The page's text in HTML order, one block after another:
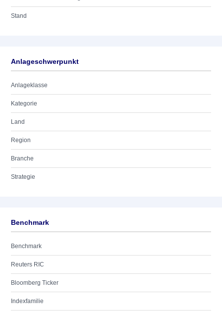
Stand
Anlageschwerpunkt
Anlageklasse
Kategorie
Land
Region
Branche
Strategie
Benchmark
Benchmark
Reuters RIC
Bloomberg Ticker
Indexfamilie